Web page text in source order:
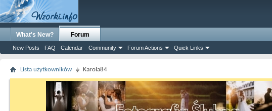
What's New? Forum
New Posts FAQ Calendar Community Forum Actions Quick Links
Lista użytkowników Karola84